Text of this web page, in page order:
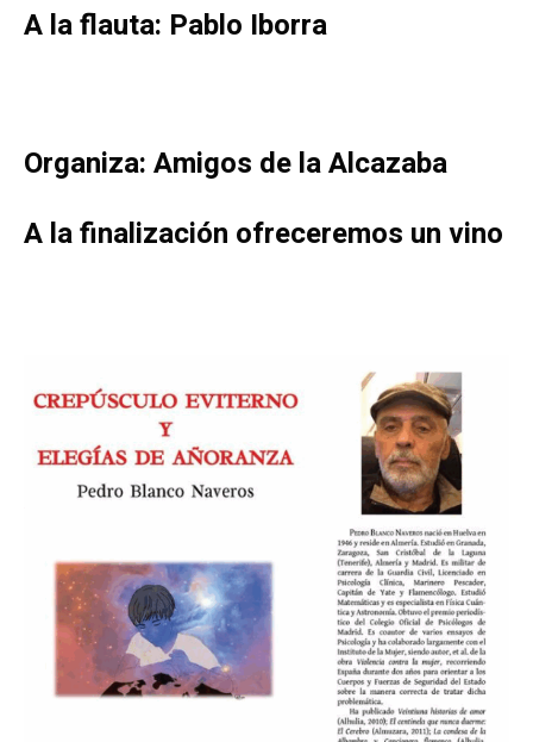
A la flauta: Pablo Iborra
Organiza: Amigos de la Alcazaba
A la finalización ofreceremos un vino